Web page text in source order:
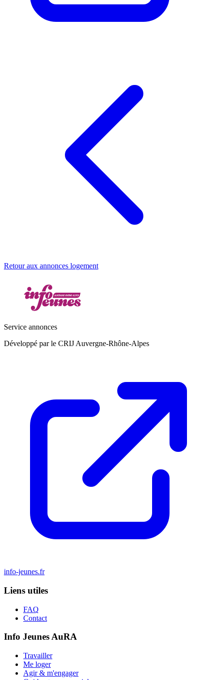
Retour aux annonces logement
Service annonces
Développé par le CRIJ Auvergne-Rhône-Alpes
info-jeunes.fr
Liens utiles
FAQ
Contact
Info Jeunes AuRA
Travailler
Me loger
Agir & m'engager